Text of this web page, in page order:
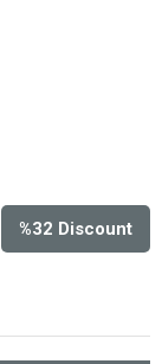
%32 Discount